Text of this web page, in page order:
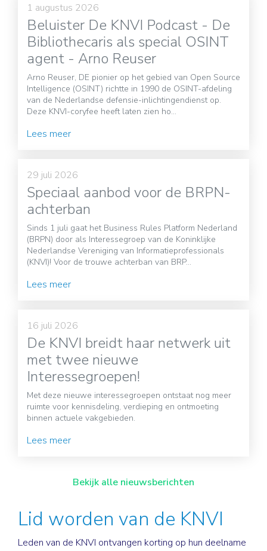
1 augustus 2026
Beluister De KNVI Podcast - De
Bibliothecaris als special OSINT
agent - Arno Reuser
Arno Reuser, DE pionier op het gebied van Open Source
Intelligence (OSINT) richtte in 1990 de OSINT-afdeling
van de Nederlandse defensie-inlichtingendienst op.
Deze KNVI-coryfee heeft laten zien ho...
Lees meer
29 juli 2026
Speciaal aanbod voor de BRPN-
achterban
Sinds 1 juli gaat het Business Rules Platform Nederland
(BRPN) door als Interessegroep van de Koninklijke
Nederlandse Vereniging van Informatieprofessionals
(KNVI)! Voor de trouwe achterban van BRP...
Lees meer
16 juli 2026
De KNVI breidt haar netwerk uit
met twee nieuwe
Interessegroepen!
Met deze nieuwe interessegroepen ontstaat nog meer
ruimte voor kennisdeling, verdieping en ontmoeting
binnen actuele vakgebieden.
Lees meer
Bekijk alle nieuwsberichten
Lid worden van de KNVI
Leden van de KNVI ontvangen korting op hun deelname